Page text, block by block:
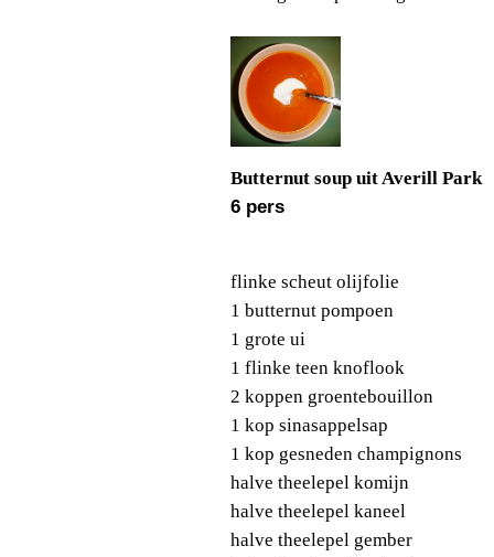
Butternut soup uit Averill Park
6 pers
flinke scheut olijfolie
1 butternut pompoen
1 grote ui
1 flinke teen knoflook
2 koppen groentebouillon
1 kop sinasappelsap
1 kop gesneden champignons
halve theelepel komijn
halve theelepel kaneel
halve theelepel gember